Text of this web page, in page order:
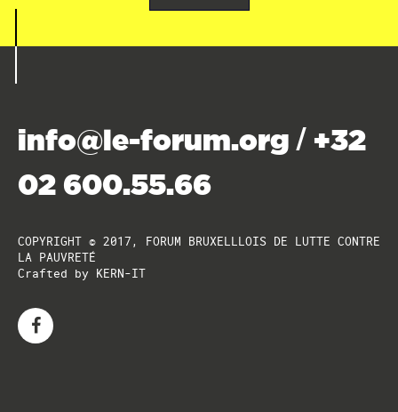
info@le-forum.org / +32
02 600.55.66
COPYRIGHT © 2017, FORUM BRUXELLLOIS DE LUTTE CONTRE
LA PAUVRETÉ
Crafted by KERN-IT